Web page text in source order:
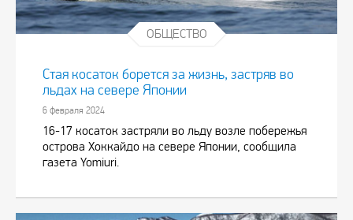
ОБЩЕСТВО
Стая косаток борется за жизнь, застряв во
льдах на севере Японии
6 февраля 2024
16-17 косаток застряли во льду возле побережья
острова Хоккайдо на севере Японии, сообщила
газета Yomiuri.